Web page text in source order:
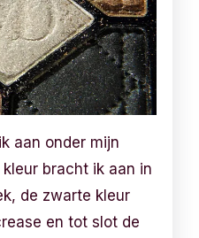
aan onder mijn
bracht ik aan in
de zwarte kleur
en tot slot de